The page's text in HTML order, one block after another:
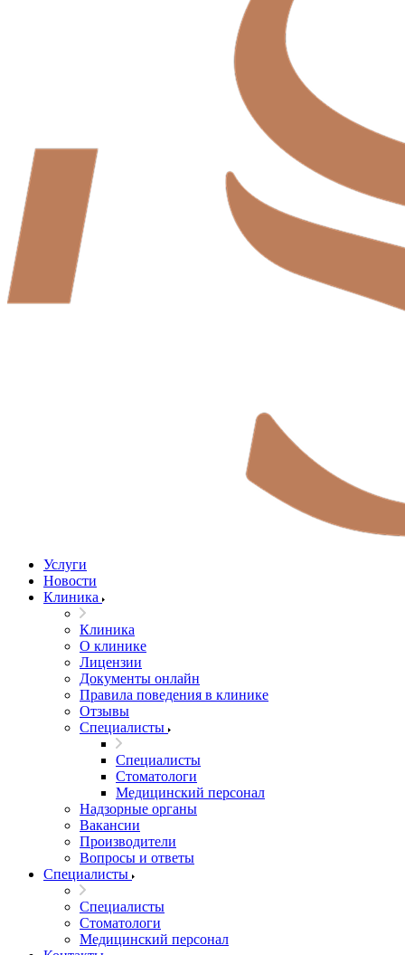
Услуги
Новости
Клиника
Клиника
О клинике
Лицензии
Документы онлайн
Правила поведения в клинике
Отзывы
Специалисты
Специалисты
Стоматологи
Медицинский персонал
Надзорные органы
Вакансии
Производители
Вопросы и ответы
Специалисты
Специалисты
Стоматологи
Медицинский персонал